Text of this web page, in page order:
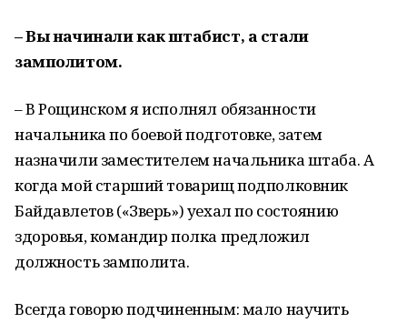
– Вы начинали как штабист, а стали
замполитом.
– В Рощинском я исполнял обязанности
начальника по боевой подготовке, затем
назначили заместителем начальника штаба. А
когда мой старший товарищ подполковник
Байдавлетов («Зверь») уехал по состоянию
здоровья, командир полка предложил
должность замполита.
Всегда говорю подчиненным: мало научить